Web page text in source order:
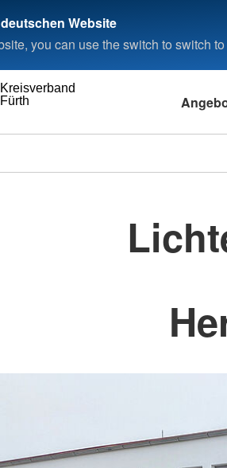
Website
you can use the switch to switch
Fürth
Kreisverband